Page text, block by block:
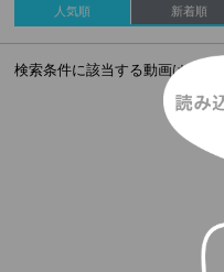
人気順 新着順
検索条件に該当する動画はあり